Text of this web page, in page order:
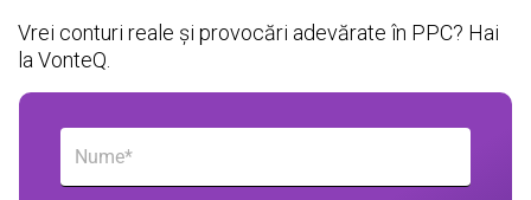
Vrei conturi reale și provocări adevărate în PPC? Hai
la VonteQ.